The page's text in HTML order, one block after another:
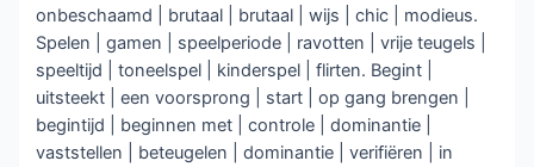
onbeschaamd | brutaal | brutaal | wijs | chic | modieus.
Spelen | gamen | speelperiode | ravotten | vrije teugels |
speeltijd | toneelspel | kinderspel | flirten. Begint |
uitsteekt | een voorsprong | start | op gang brengen |
begintijd | beginnen met | controle | dominantie |
vaststellen | beteugelen | dominantie | verifiëren | in